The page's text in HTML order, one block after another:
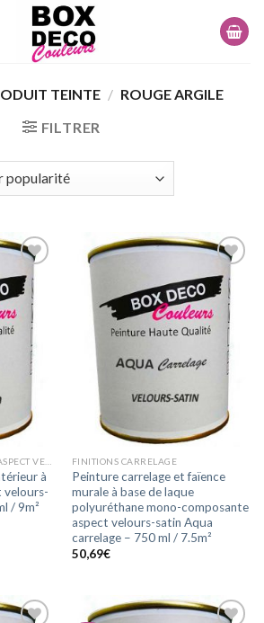
TEINTE / ROUGE ARGILE
FILTRER
Ajouter
à la
wishlist
à
velours-
/ 9m²
Ajouter
à la
wishlist
FINITIONS CARRELAGE
Peinture carrelage et faïence
murale à base de laque
polyuréthane mono-composante
aspect velours-satin Aqua
carrelage – 750 ml / 7.5m²
50,69€